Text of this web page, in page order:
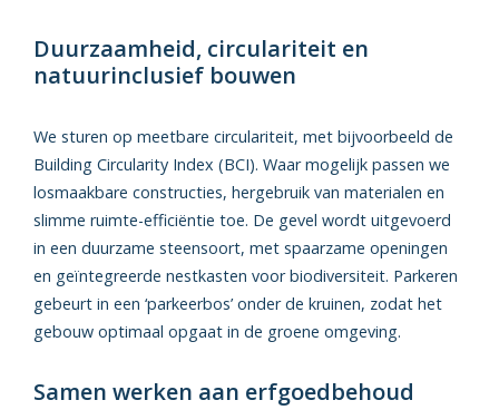
Duurzaamheid, circulariteit en
natuurinclusief bouwen
We sturen op meetbare circulariteit, met bijvoorbeeld de
Building Circularity Index (BCI). Waar mogelijk passen we
losmaakbare constructies, hergebruik van materialen en
slimme ruimte-efficiëntie toe. De gevel wordt uitgevoerd
in een duurzame steensoort, met spaarzame openingen
en geïntegreerde nestkasten voor biodiversiteit. Parkeren
gebeurt in een ‘parkeerbos’ onder de kruinen, zodat het
gebouw optimaal opgaat in de groene omgeving.
Samen werken aan erfgoedbehoud